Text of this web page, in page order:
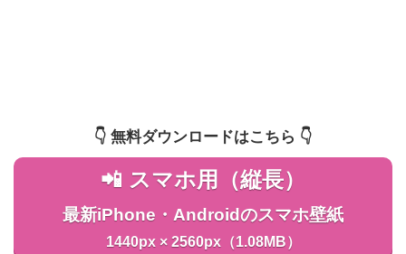
👇️ 無料ダウンロードはこちら 👇️
📲 スマホ用（縦長）
最新iPhone・Androidのスマホ壁紙
1440px × 2560px（1.08MB）